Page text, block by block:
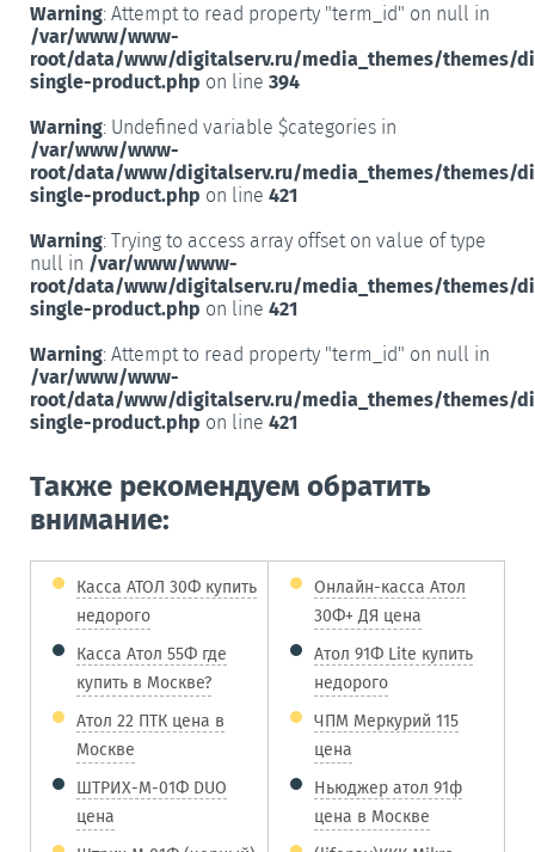
Warning: Attempt to read property "term_id" on null in
/var/www/www-
root/data/www/digitalserv.ru/media_themes/themes/
single-product.php on line 394
Warning: Undefined variable $categories in
/var/www/www-
root/data/www/digitalserv.ru/media_themes/themes/
single-product.php on line 421
Warning: Trying to access array offset on value of type
null in /var/www/www-
root/data/www/digitalserv.ru/media_themes/themes/
single-product.php on line 421
Warning: Attempt to read property "term_id" on null in
/var/www/www-
root/data/www/digitalserv.ru/media_themes/themes/
single-product.php on line 421
Также рекомендуем обратить
внимание:
Касса АТОЛ 30Ф купить
недорого
Касса Атол 55Ф где
купить в Москве?
Атол 22 ПТК цена в
Москве
ШТРИХ-М-01Ф DUO
цена
Онлайн-касса Атол
30Ф+ ДЯ цена
Атол 91Ф Lite купить
недорого
ЧПМ Меркурий 115
цена
Ньюджер атол 91ф
цена в Москве